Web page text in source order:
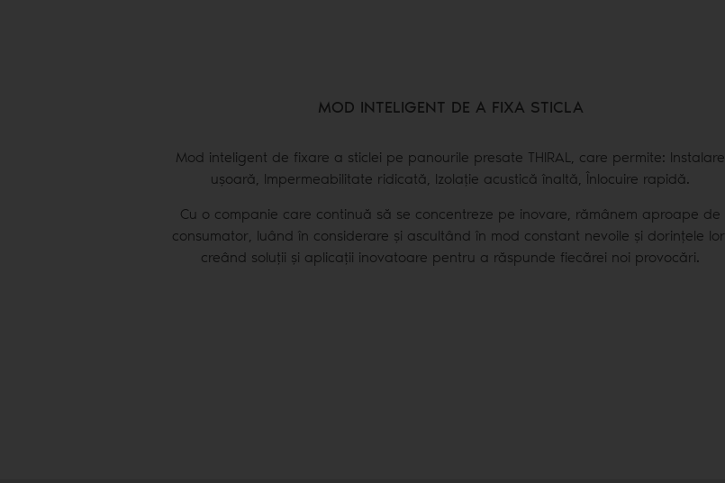
MOD INTELIGENT DE A FIXA STICLA
Mod inteligent de fixare a sticlei pe panourile presate THIRAL, care permite: Instalare
ușoară, Impermeabilitate ridicată, Izolație acustică înaltă, Înlocuire rapidă.
Cu o companie care continuă să se concentreze pe inovare, rămânem aproape de
consumator, luând în considerare și ascultând în mod constant nevoile și dorințele lor,
creând soluții și aplicații inovatoare pentru a răspunde fiecărei noi provocări.